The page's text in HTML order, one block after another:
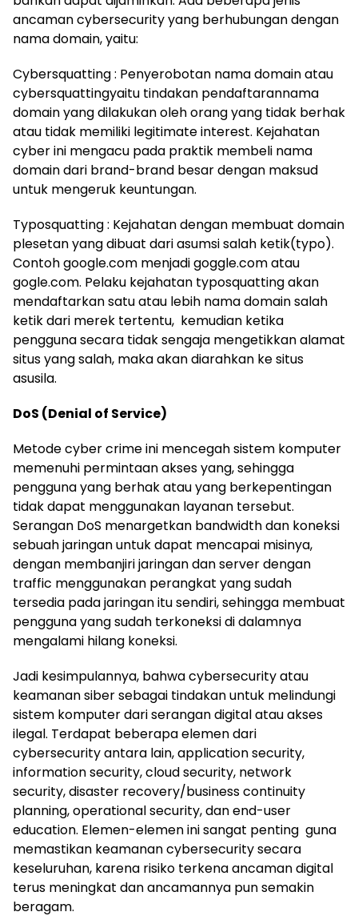
ancaman cybersecurity yang berhubungan dengan
nama domain, yaitu:
Cybersquatting : Penyerobotan nama domain atau
cybersquattingyaitu tindakan pendaftarannama
domain yang dilakukan oleh orang yang tidak berhak
atau tidak memiliki legitimate interest. Kejahatan
cyber ini mengacu pada praktik membeli nama
domain dari brand-brand besar dengan maksud
untuk mengeruk keuntungan.
Typosquatting : Kejahatan dengan membuat domain
plesetan yang dibuat dari asumsi salah ketik(typo).
Contoh google.com menjadi goggle.com atau
gogle.com. Pelaku kejahatan typosquatting akan
mendaftarkan satu atau lebih nama domain salah
ketik dari merek tertentu, kemudian ketika
pengguna secara tidak sengaja mengetikkan alamat
situs yang salah, maka akan diarahkan ke situs
asusila.
DoS (Denial of Service)
Metode cyber crime ini mencegah sistem komputer
memenuhi permintaan akses yang, sehingga
pengguna yang berhak atau yang berkepentingan
tidak dapat menggunakan layanan tersebut.
Serangan DoS menargetkan bandwidth dan koneksi
sebuah jaringan untuk dapat mencapai misinya,
dengan membanjiri jaringan dan server dengan
traffic menggunakan perangkat yang sudah
tersedia pada jaringan itu sendiri, sehingga membuat
pengguna yang sudah terkoneksi di dalamnya
mengalami hilang koneksi.
Jadi kesimpulannya, bahwa cybersecurity atau
keamanan siber sebagai tindakan untuk melindungi
sistem komputer dari serangan digital atau akses
ilegal. Terdapat beberapa elemen dari
cybersecurity antara lain, application security,
information security, cloud security, network
security, disaster recovery/business continuity
planning, operational security, dan end-user
education. Elemen-elemen ini sangat penting guna
memastikan keamanan cybersecurity secara
keseluruhan, karena risiko terkena ancaman digital
terus meningkat dan ancamannya pun semakin
beragam.